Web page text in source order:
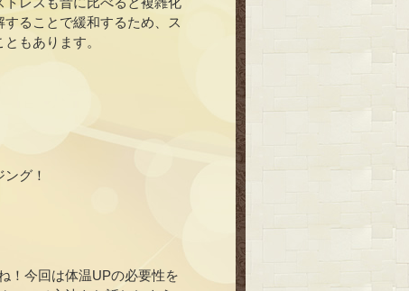
ることで緩和するため、ス
もあります。
グ！
！今回は体温UPの必要性を